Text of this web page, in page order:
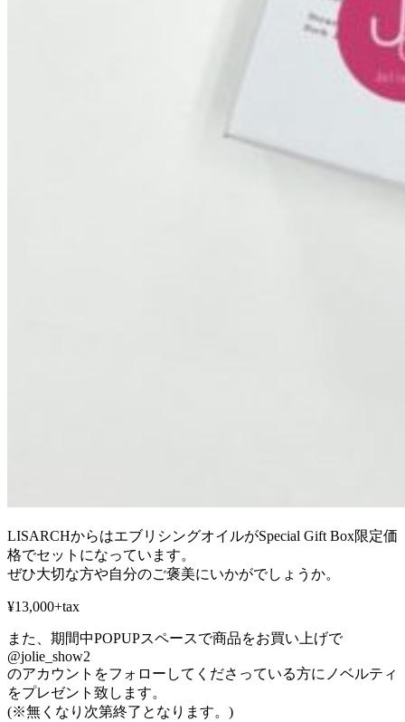
LISARCHからはエブリシングオイルがSpecial Gift Box限定価
格でセットになっています。
ぜひ大切な方や自分のご褒美にいかがでしょうか。
¥13,000+tax
また、期間中POPUPスペースで商品をお買い上げで
@jolie_show2
のアカウントをフォローしてくださっている方にノベルティ
をプレゼント致します。
(※無くなり次第終了となります。)